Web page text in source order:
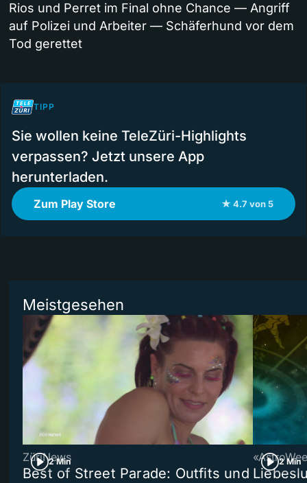
Rios und Perret im Final ohne Chance — Angriff
auf Polizei und Arbeiter — Schäferhund vor dem
Tod gerettet
TIPP
Sie wollen keine TeleZüri-Highlights
verpassen? Jetzt unsere App
herunterladen.
Zum Play Store ★ 4.7 von 5
Meistgesehen
2 Min
ZüriNews
Best of Street Parade: Outfits und
2 Min